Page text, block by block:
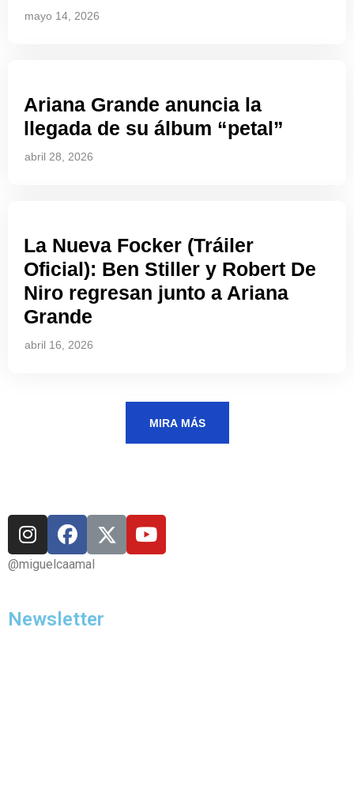
mayo 14, 2026
Ariana Grande anuncia la
llegada de su álbum “petal”
abril 28, 2026
La Nueva Focker (Tráiler
Oficial): Ben Stiller y Robert De
Niro regresan junto a Ariana
Grande
abril 16, 2026
MIRA MÁS
@miguelcaamal
Newsletter